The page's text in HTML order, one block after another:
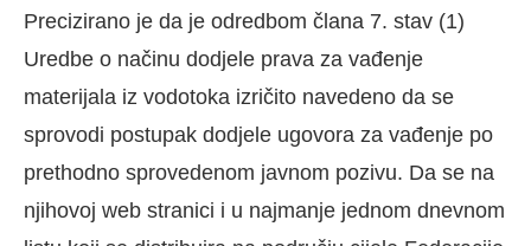
Precizirano je da je odredbom člana 7. stav (1)
Uredbe o načinu dodjele prava za vađenje
materijala iz vodotoka izričito navedeno da se
sprovodi postupak dodjele ugovora za vađenje po
prethodno sprovedenom javnom pozivu. Da se na
njihovoj web stranici i u najmanje jednom dnevnom